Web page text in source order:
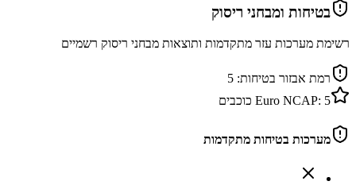
בטיחות ומבחני ריסוק
רשימת מערכות עזר מתקדמות ותוצאות מבחני ריסוק רשמיים
רמת אבזור בטיחות: 5
Euro NCAP: 5 כוכבים
מערכות בטיחות מתקדמות